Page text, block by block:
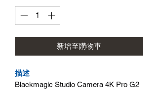
新增至購物車
描述
Blackmagic Studio Camera 4K Pro G2